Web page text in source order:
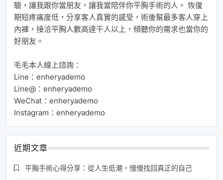
驗，讓我跟你當朋友，讓我當陪伴你平胸手術的人。 恢復
期短疼痛度低，分享客人真實的感受，術後幫最多客人穿上
內褲，接洽平胸人數高達千人以上，傾聽你的需求也當你的
好朋友。
毛毛本人線上諮詢：
Line：enheryademo
Line@：enheryademo
WeChat：enheryademo
Instagram：enheryademo
近期文章
平胸手術心得分享：從人生低潮，慢慢找回真正的自己